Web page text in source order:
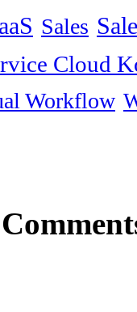
Sales
Cloud
Workflow